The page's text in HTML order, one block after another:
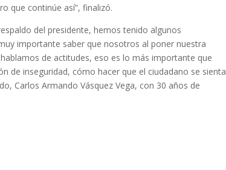
que continúe así”, finalizó.
del presidente, hemos tenido algunos
importante saber que nosotros al poner nuestra
de actitudes, eso es lo más importante que
de inseguridad, cómo hacer que el ciudadano se sienta
Carlos Armando Vásquez Vega, con 30 años de